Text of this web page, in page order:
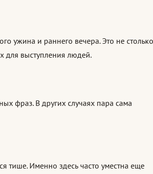
ужина и раннего вечера. Это не столько
для выступления людей.
фраз. В других случаях пара сама
тише. Именно здесь часто уместна еще